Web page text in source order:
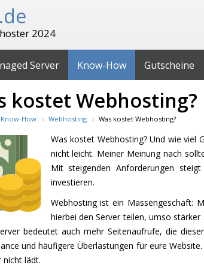
2024
Server Know-How Gutscheine
kostet Webhosting?
Know-How Webhosting Was kostet Webhosting?
Was kostet Webhosting? Und wie viel
nicht leicht. Meiner Meinung nach
Mit steigenden Anforderungen
investieren.
Webhosting ist ein Massengeschäft:
hierbei den Server teilen, umso
bedeutet auch mehr Seitenaufrufe, die
und häufigere Überlastungen für eure
nicht lädt.